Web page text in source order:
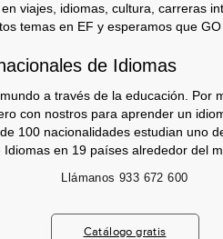
viajes, idiomas, cultura, carreras
temas en EF y esperamos que
de Idiomas
a través de la educación. Por
con nostros para aprender un
100 nacionalidades estudian uno
en 19 países alrededor del
Llámanos 933 672 600
Catálogo gratis